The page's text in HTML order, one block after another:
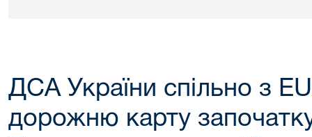
ДСА України спільно з
дорожню карту